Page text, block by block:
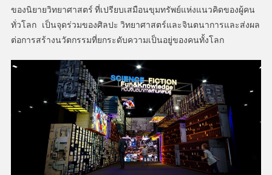
ของนิยายวิทยาศาสตร์ ที่เปรียบเสมือนขุมทรัพย์แห่งแนวคิดของผู้คน
ทั่วโลก เป็นจุดร่วมของศิลปะ วิทยาศาสตร์และจินตนาการและส่งผล
ต่อการสร้างนวัตกรรมที่ยกระดับความเป็นอยู่ของคนทั้งโลก